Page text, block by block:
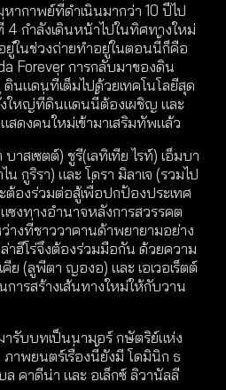
ากาพย์ที่ดำเนินมากว่า 10 ปีไป
4 กำลังเดินหน้าไปในทิศทางใหม่
ในช่วงถ่ายทำอยู่ในตอนนี้ก็คือ
Forever การกลับมาของดิน
แดนที่เต็มไปด้วยเทคโนโลยีสุด
งใหญ่ที่ดินแดนนี้ต้องเผชิญ และ
ดงคนใหม่เข้ามาเสริมทัพแล้ว
าสเซตต์) ชูรี(เลทิเทีย ไรท์) เอ็มบา
กูริรา) และ โดรา มิลาเจ (รวมไป
ต้องร่วมต่อสู้เพื่อปกป้องประเทศ
ซงทางอำนาจหลังการสวรรคต
างที่ชาววาคานด้าพยายามอย่าง
าฮีโร่จึงต้องร่วมมือกัน ด้วยความ
ย (ลูพีตา ญองอ) และ เอเวอเร็ตต์
ารสร้างเส้นทางใหม่ให้กับวาน
ารับบทเป็นนามอร์ กษัตริย์แห่ง
าพยนตร์เรื่องนี้ยังมี โดมินิก ธ
ล คาดีน่า และ อเล็กซ์ ลิวานัลลี